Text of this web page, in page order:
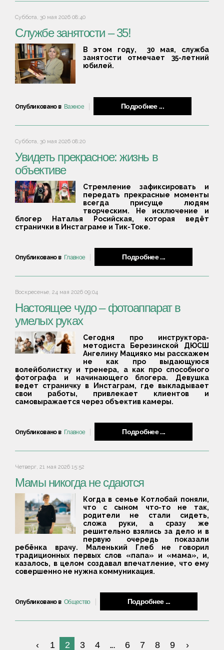
Суббота, 30 мая 2026 08:40
Службе занятости – 35!
В этом году, 30 мая, служба
занятости отмечает 35-летний
юбилей.
Опубликовано в Важное Подробнее ...
Суббота, 30 мая 2026 08:20
Увидеть прекрасное: жизнь в
объективе
Стремление зафиксировать и
передать прекрасные моменты
всегда присуще людям
творческим. Не исключение и
блогер Наталья Росийская, которая ведёт
странички в Инстаграме и Тик-Токе.
Опубликовано в Главное Подробнее ...
Воскресенье, 24 мая 2026 09:04
Настоящее чудо – фотоаппарат в
умелых руках
Сегодня про инструктора-
методиста Березинской ДЮСШ
Ангелину Мацияко мы расскажем
не как про выдающуюся
волейболистку и тренера, а как про способного
фотографа и начинающего блогера. Девушка
ведет страничку в Инстаграм, где выкладывает
свои работы, привлекает клиентов и
самовыражается через объектив камеры.
Опубликовано в Главное Подробнее ...
Четверг, 21 мая 2026 15:52
Мамы никогда не сдаются
Когда в семье Котлобай поняли,
что с сыном что-то не так,
родители не стали сидеть,
сложа руки, а сразу же
решительно взялись за дело и в
первую очередь показали
ребёнка врачу. Маленький Глеб не говорил
традиционных первых слов «папа» и «мама», и,
казалось, в целом создавал впечатление, что ему
совершенно не нужна коммуникация.
Опубликовано в Общество Подробнее ...
1 2 3 4 ... 6 7 8 9